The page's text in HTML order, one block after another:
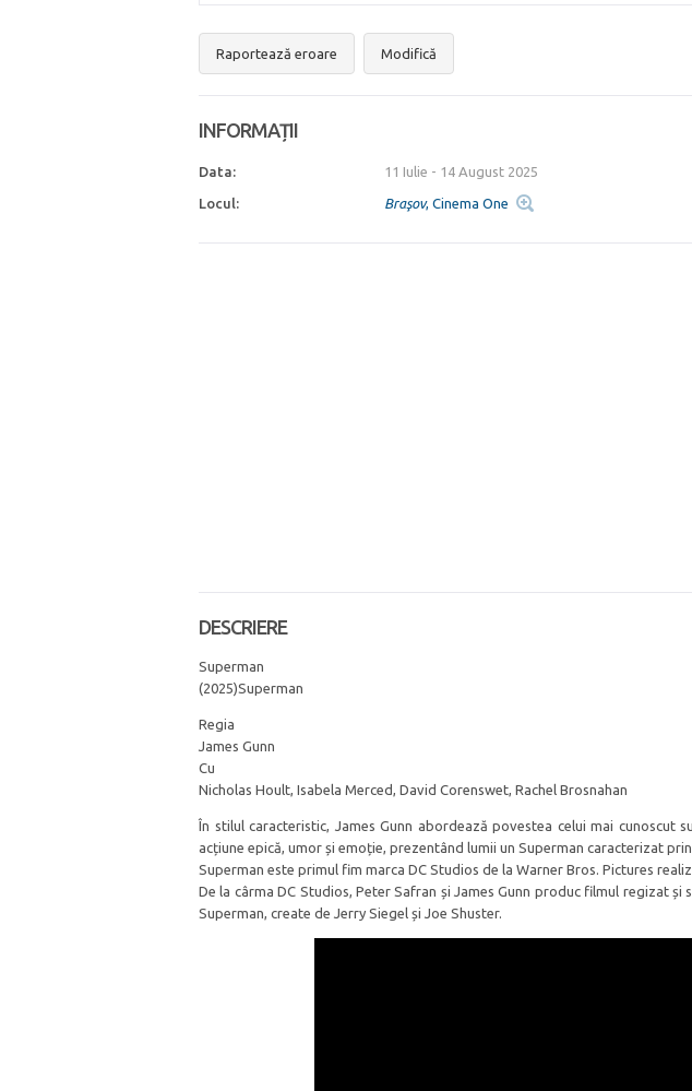
Raportează eroare Modifică
INFORMAȚII
Data: 11 Iulie - 14 August 2025
Locul: Braşov, Cinema One
DESCRIERE
Superman
(2025)Superman
Regia
James Gunn
Cu
Nicholas Hoult, Isabela Merced, David Corenswet, Rachel Brosnahan
În stilul caracteristic, James Gunn abordează povestea celui mai cunoscut
acțiune epică, umor și emoție, prezentând lumii un Superman caracterizat
Superman este primul fim marca DC Studios de la Warner Bros. Pictures
De la cârma DC Studios, Peter Safran și James Gunn produc filmul regizat și
Superman, create de Jerry Siegel și Joe Shuster.